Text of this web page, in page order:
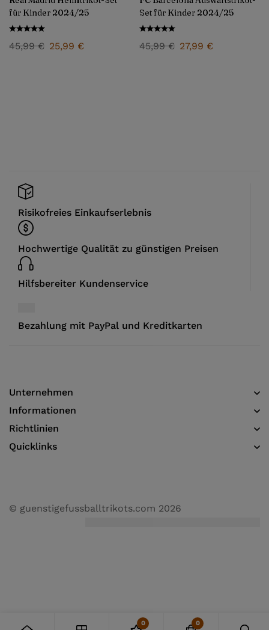
für Kinder 2024/25
45,99€ 25,99 €
Set für Kinder 2024/25
45,99€ 27,99 €
Risikofreies Einkaufserlebnis
Hochwertige Qualität zu günstigen Preisen
Hilfsbereiter Kundenservice
Bezahlung mit PayPal und Kreditkarten
Unternehmen
Informationen​
Richtlinien
Quicklinks
© guenstigefussballtrikots.com 2026
0 0